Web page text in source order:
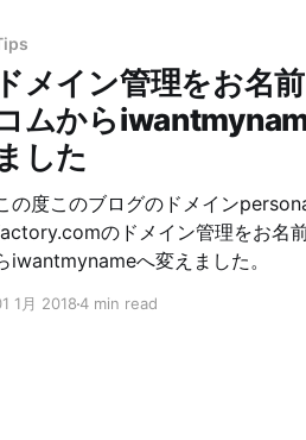
ドメイン管理をお名
ムから
ました
の度このブログのドメイン
のドメイン管理をお名
iwantmynameへ変えました。
1月 20184 min read